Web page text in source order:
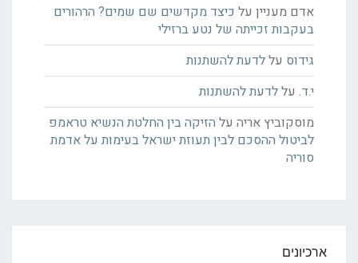
אדם מענייןעל כיצד מקדשים שם שמים? הרהורים
בעקבות זכייתה של נטע ברזילי
גידוס עללדעת להשתנות
י.ד.עללדעת להשתנות
מוסקוביץ אריהעל הזיקה בין החלטת הנשיא טראמפ
לביטול ההסכם לבין תעוזת ישראל בעימות על אדמת
סוריה
ארכיונים